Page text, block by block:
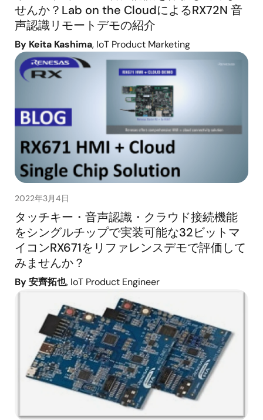
せんか？Lab on the CloudによるRX72N 音
声認識リモートデモの紹介
By Keita Kashima, IoT Product Marketing
2022年3月4日
タッチキー・音声認識・クラウド接続機能
をシングルチップで実装可能な32ビットマ
イコンRX671をリファレンスデモで評価して
みませんか？
By 安齊拓也, IoT Product Engineer